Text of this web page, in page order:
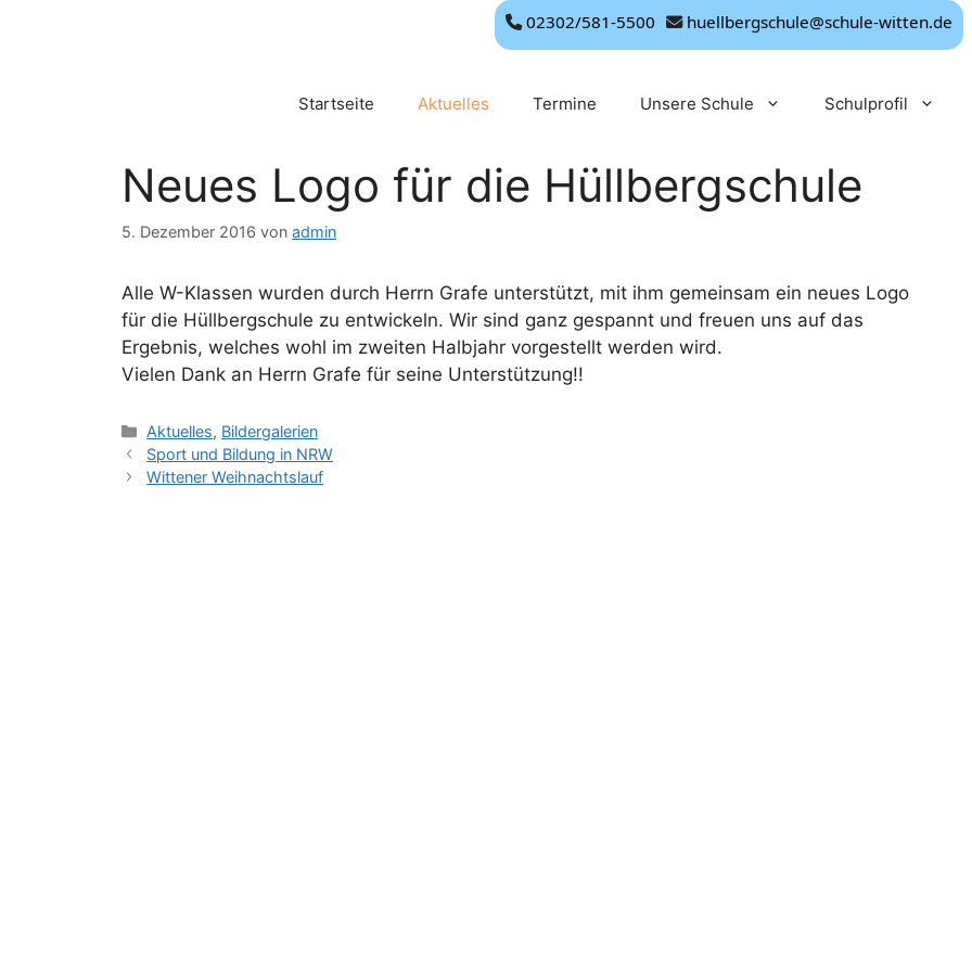
02302/581-5500 huellbergschule@schule-witten.de
Startseite Aktuelles Termine Unsere Schule Schulprofil
Neues Logo für die Hüllbergschule
5. Dezember 2016 von admin
Alle W-Klassen wurden durch Herrn Grafe unterstützt, mit ihm gemeinsam ein neues Logo
für die Hüllbergschule zu entwickeln. Wir sind ganz gespannt und freuen uns auf das
Ergebnis, welches wohl im zweiten Halbjahr vorgestellt werden wird.
Vielen Dank an Herrn Grafe für seine Unterstützung!!
Kategorien
Aktuelles, Bildergalerien
Sport und Bildung in NRW
Wittener Weihnachtslauf